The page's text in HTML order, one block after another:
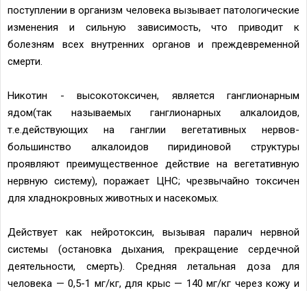
поступлении в организм человека вызывает патологические
изменения и сильную зависимость, что приводит к
болезням всех внутренних органов и преждевременной
смерти.
Никотин - высокотоксичен, является ганглионарным
ядом(так называемых ганглионарных алкалоидов,
т.е.действующих на ганглии вегетативных нервов-
большинство алкалоидов пиридиновой структуры
проявляют преимущественное действие на вегетативную
нервную систему), поражает ЦНС; чрезвычайно токсичен
для хладнокровных животных и насекомых.
Действует как нейротоксин, вызывая паралич нервной
системы (остановка дыхания, прекращение сердечной
деятельности, смерть). Средняя летальная доза для
человека — 0,5-1 мг/кг, для крыс — 140 мг/кг через кожу и